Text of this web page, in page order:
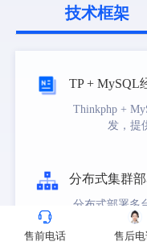
技术框架
TP + MySQL
Thinkphp +
发，提
分布式集群
分布式部署多
主备容灾，负
售前电话 售后